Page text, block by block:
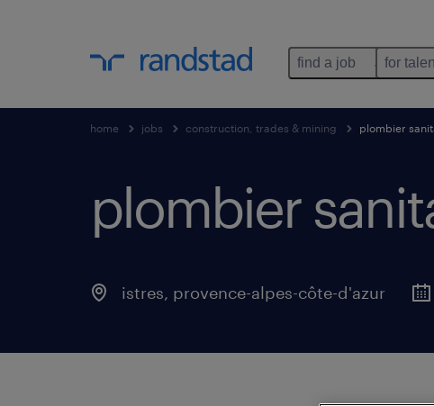
find a job for
home jobs construction, trades & mining plombier
plombier
istres, provence-alpes-côte-d'azur